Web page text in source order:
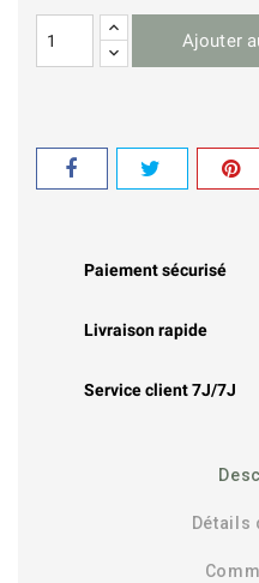
Ajouter
Paiement sécurisé
Livraison rapide
Service client 7J/7J
Détails